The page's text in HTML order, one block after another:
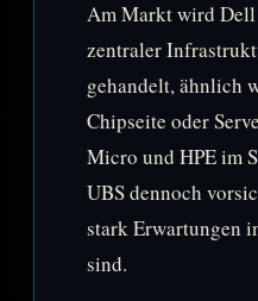
Am Markt wird
zentraler
gehandelt, ähnlich
Chipseite oder
Micro und HPE im
UBS dennoch
stark Erwartungen
sind.